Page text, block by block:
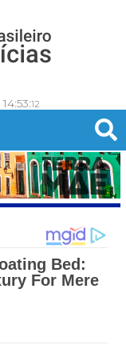
14:53:15